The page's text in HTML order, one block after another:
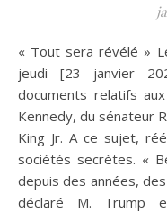
« Tout sera révélé »
jeudi [23 janvier
documents relatifs
Kennedy, du sénateur
King Jr. A ce sujet,
sociétés secrètes. «
depuis des années,
déclaré M. Trump